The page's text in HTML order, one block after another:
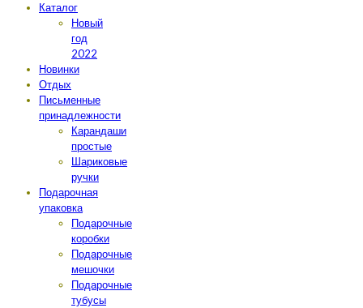
Каталог
Новый
год
2022
Новинки
Отдых
Письменные
принадлежности
Карандаши
простые
Шариковые
ручки
Подарочная
упаковка
Подарочные
коробки
Подарочные
мешочки
Подарочные
тубусы